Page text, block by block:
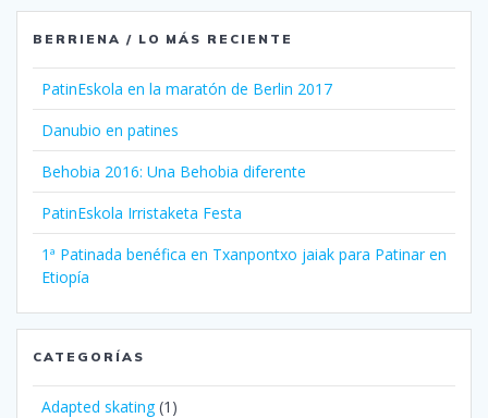
BERRIENA / LO MÁS RECIENTE
PatinEskola en la maratón de Berlin 2017
Danubio en patines
Behobia 2016: Una Behobia diferente
PatinEskola Irristaketa Festa
1ª Patinada benéfica en Txanpontxo jaiak para Patinar en
Etiopía
CATEGORÍAS
Adapted skating(1)